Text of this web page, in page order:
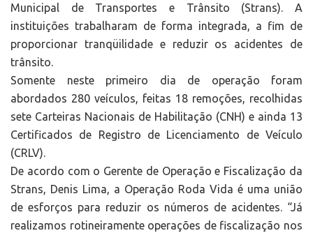
Municipal de Transportes e Trânsito (Strans). A
instituições trabalharam de forma integrada, a fim de
proporcionar tranqüilidade e reduzir os acidentes de
trânsito.
Somente neste primeiro dia de operação foram
abordados 280 veículos, feitas 18 remoções, recolhidas
sete Carteiras Nacionais de Habilitação (CNH) e ainda 13
Certificados de Registro de Licenciamento de Veículo
(CRLV).
De acordo com o Gerente de Operação e Fiscalização da
Strans, Denis Lima, a Operação Roda Vida é uma união
de esforços para reduzir os números de acidentes. “Já
realizamos rotineiramente operações de fiscalização nos